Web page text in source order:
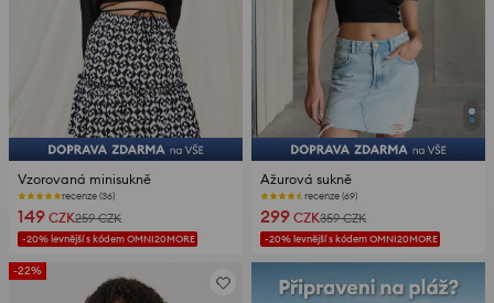
Vzorovaná minisukně
recenze (36)
149 CZK259 CZK
-20% levnější s kódem OMNI20MORE
Ažurová sukně
recenze (69)
299 CZK359 CZK
-20% levnější s kódem OMNI20MORE
-22%